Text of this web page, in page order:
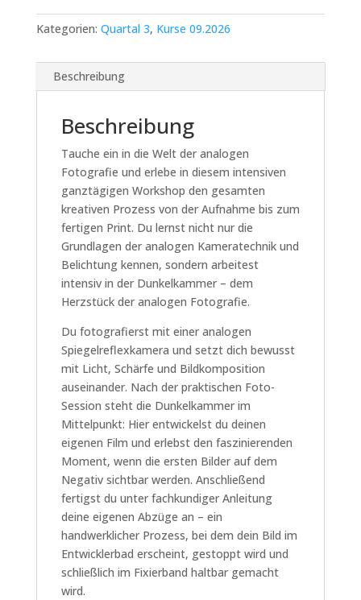
fertigen
Print
Intensivkurs
zur
Fotografie
Dunkelkammer
Kategorien: Quartal 3, Kurse 09.2026
Beschreibung
Beschreibung
Tauche ein in die Welt der analogen
Fotografie und erlebe in diesem intensiven
ganztägigen Workshop den gesamten
kreativen Prozess von der Aufnahme bis zum
fertigen Print. Du lernst nicht nur die
Grundlagen der analogen Kameratechnik und
Belichtung kennen, sondern arbeitest
intensiv in der Dunkelkammer – dem
Herzstück der analogen Fotografie.
Du fotografierst mit einer analogen
Spiegelreflexkamera und setzt dich bewusst
mit Licht, Schärfe und Bildkomposition
auseinander. Nach der praktischen Foto-
Session steht die Dunkelkammer im
Mittelpunkt: Hier entwickelst du deinen
eigenen Film und erlebst den faszinierenden
Moment, wenn die ersten Bilder auf dem
Negativ sichtbar werden. Anschließend
fertigst du unter fachkundiger Anleitung
deine eigenen Abzüge an – ein
handwerklicher Prozess, bei dem dein Bild im
Entwicklerbad erscheint, gestoppt wird und
schließlich im Fixierband haltbar gemacht
wird.